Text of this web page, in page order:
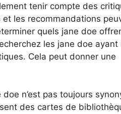
tenir compte des
les recommandations
quels jane doe
les jane doe ayant
Cela peut donner une
n’est pas toujours
des cartes de